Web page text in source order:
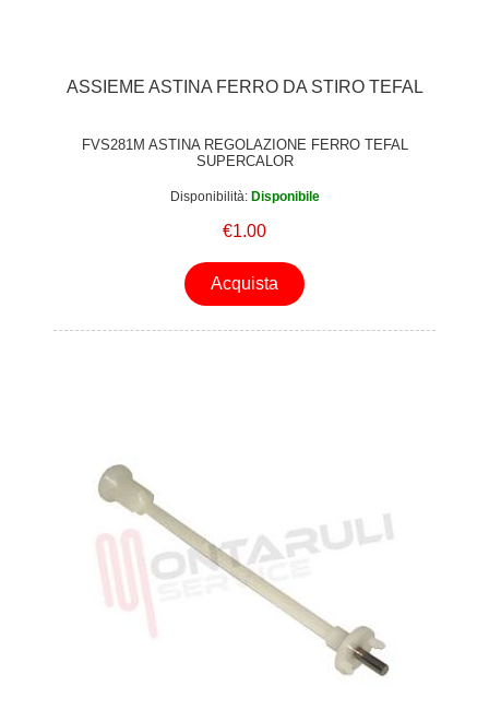
ASSIEME ASTINA FERRO DA STIRO TEFAL
FVS281M ASTINA REGOLAZIONE FERRO TEFAL
SUPERCALOR
Disponibilità: Disponibile
€1.00
Acquista